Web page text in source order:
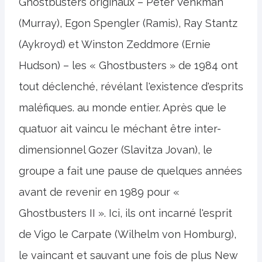
(Murray), Egon Spengler (Ramis), Ray Stantz
(Aykroyd) et Winston Zeddmore (Ernie
Hudson) – les « Ghostbusters » de 1984 ont
tout déclenché, révélant l'existence d'esprits
maléfiques. au monde entier. Après que le
quatuor ait vaincu le méchant être inter-
dimensionnel Gozer (Slavitza Jovan), le
groupe a fait une pause de quelques années
avant de revenir en 1989 pour «
Ghostbusters II ». Ici, ils ont incarné l'esprit
de Vigo le Carpate (Wilhelm von Homburg),
le vaincant et sauvant une fois de plus New